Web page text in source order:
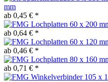
mm
ab 0,45 € *
ab 0,64 € *
ab 0,46 € *
ab 0,71 € *